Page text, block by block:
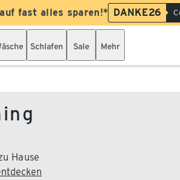
fast alles sparen!* DANKE26
Schlafen Sale Mehr
Hause